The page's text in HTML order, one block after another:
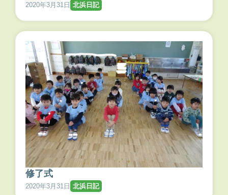
2020年3月31日 北浜日記
修了式
2020年3月31日 北浜日記